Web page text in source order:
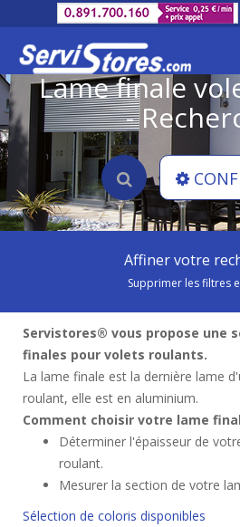
Lame finale
-
Affiner votre
Supprimer les filtres
Servistores® vous propose une
finales pour volets roulants.
La lame finale est la dernière lame
roulant, elle est en aluminium.
Comment choisir votre lame
Déterminer l'épaisseur de
roulant.
Mesurer la section de votre
Sélection de coloris disponibles